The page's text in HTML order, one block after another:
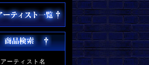
アーティスト名